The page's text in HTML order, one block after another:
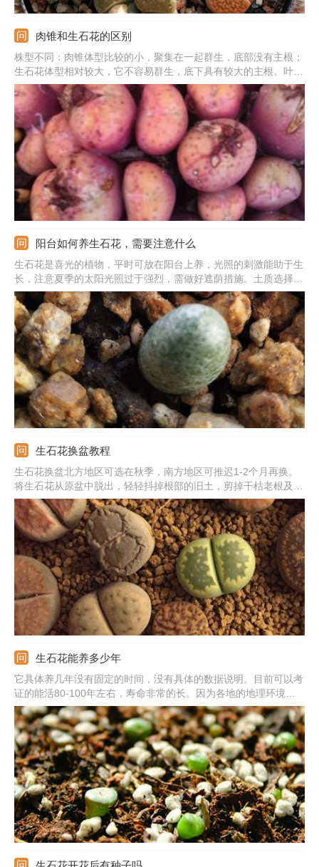
肉锥和生石花的区别
株型不同：肉锥体型比较的小，聚集在一起群生，底部没有主根；
生石花体型相对较大，它不容易群生，底下具有较大的主根。叶子
不同：肉锥的叶子形状为球体，或者是圆锥体；生石花的叶子形状
为倒圆锥形。花朵不同：肉锥花朵颜色较多，有白色、粉红、茶色
等；生石花颜色单一，只有白色和黄色两种。
阳台如何养生石花，需要注意什么
生石花是喜光的植物，平时可放在阳台上养，光照的刺激能助于生
长，注意夏季的太阳光照过于强烈，需做好遮荫措施。土质选择中
性的透气营养土，加入一点基肥，养1-2年需换盆。平时生长中少
量给水，水量要控制好。生长中还需施加肥料，选择含有磷、钾元
素的，施肥前要稀释。
生石花换盆教程
生石花换盆北方地区可选在秋季，南方地区可推迟1-2个月再换。
将生石花从原盆中脱出，轻轻抖掉根部的旧土，剪掉干枯老根及烂
根，放在干燥通风的地方晾晒。花盆用较大一些的，土壤要求疏松
透气，还具有一定营养。将土壤填充到花盆之中，然后把生石花的
根部栽种进去，做好后期养护。
生石花能养多少年
它具体养几年没有固定的时间，没有具体的数据说明。目前可以考
证的能活80-100年左右，寿命非常的长。因为各地的地理环境不
同，气候条件不一样，养护方法也不固定，所以寿命也各不相同。
如果气候环境适合它生长，日常养护合理，没有人为破坏影响的
话，寿命就比较长。